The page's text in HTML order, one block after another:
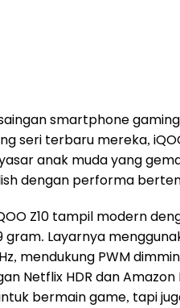
smartphone
seri terbaru mereka,
anak muda yang
dengan performa
Z10 tampil modern
gram. Layarnya
mendukung PWM
Netflix HDR dan
bermain game, tapi